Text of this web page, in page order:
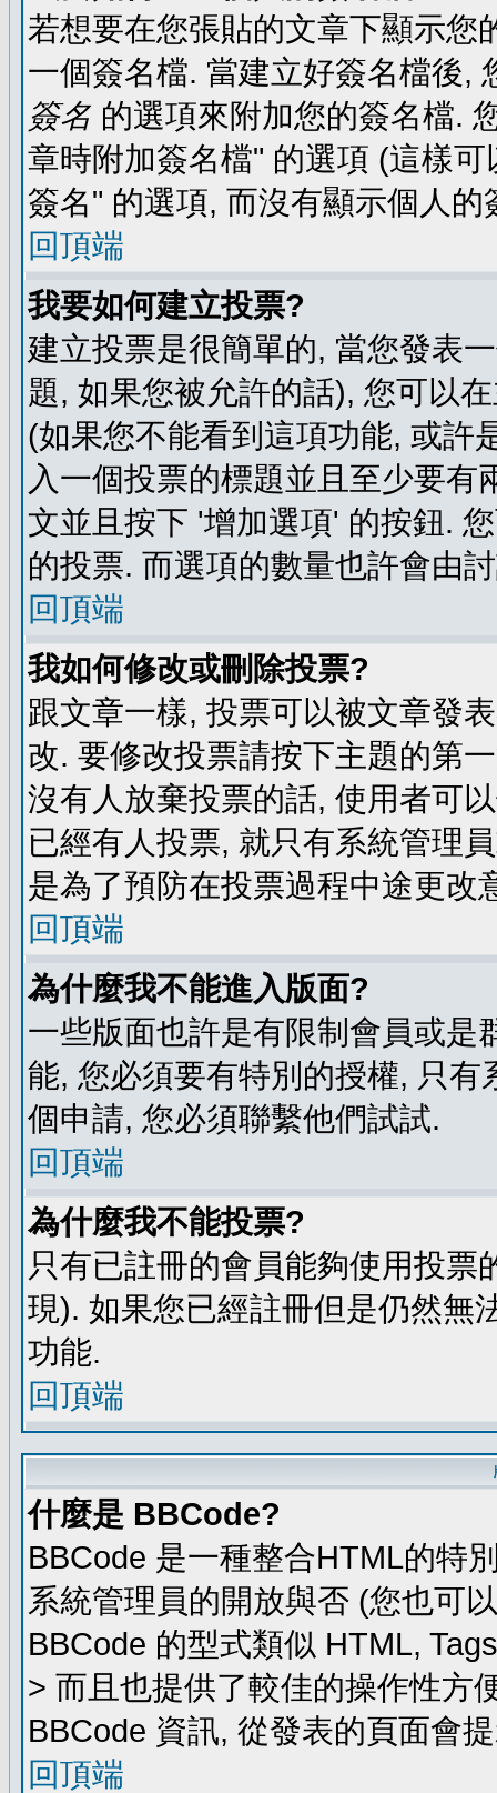
若想要在您張貼的文章下顯示您
一個簽名檔. 當建立好簽名檔後,
簽名 的選項來附加您的簽名檔.
章時附加簽名檔" 的選項 (這樣
簽名" 的選項, 而沒有顯示個人的
回頂端
我要如何建立投票?
建立投票是很簡單的, 當您發表
題, 如果您被允許的話), 您可以
(如果您不能看到這項功能, 或許
入一個投票的標題並且至少要
文並且按下 '增加選項' 的按鈕.
的投票. 而選項的數量也許會由
回頂端
我如何修改或刪除投票?
跟文章一樣, 投票可以被文章發
改. 要修改投票請按下主題的第
沒有人放棄投票的話, 使用者可
已經有人投票, 就只有系統管理
是為了預防在投票過程中途更改
回頂端
為什麼我不能進入版面?
一些版面也許是有限制會員或是
能, 您必須要有特別的授權, 只
個申請, 您必須聯繫他們試試.
回頂端
為什麼我不能投票?
只有已註冊的會員能夠使用投
現). 如果您已經註冊但是仍然無
功能.
回頂端
什麼是 BBCode?
BBCode 是一種整合HTML的特
系統管理員的開放與否 (您也可
BBCode 的型式類似 HTML,
> 而且也提供了較佳的操作性方
BBCode 資訊, 從發表的頁面會
回頂端